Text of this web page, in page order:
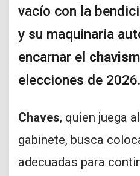
vacío con la
y su maquinaria
encarnar el
elecciones de 2026.
Chaves, quien juega
gabinete, busca
adecuadas para